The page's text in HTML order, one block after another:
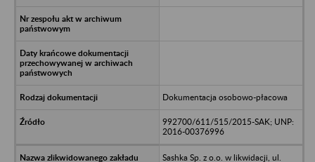
Dokumentacja osobowo-płacowa
992700/611/515/2015-SAK; UNP:
2016-00376996
Sashka Sp. z o.o. w likwidacji, ul.